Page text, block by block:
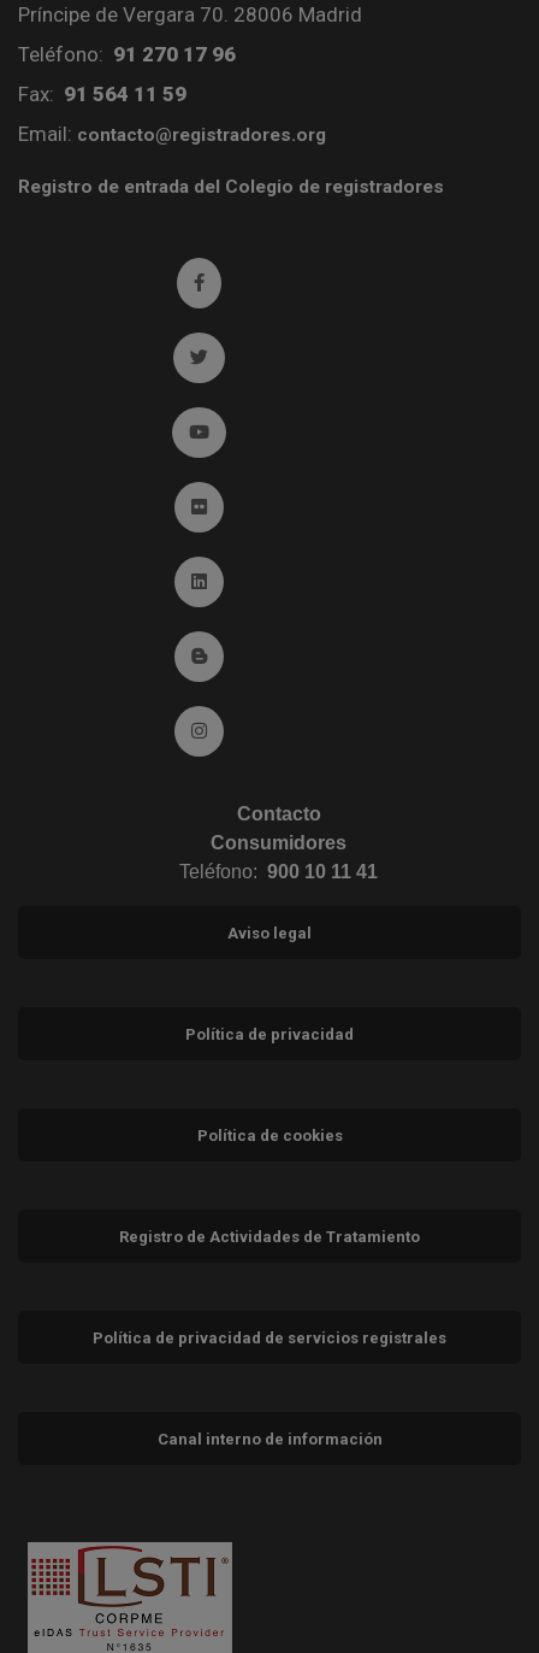
Príncipe de Vergara 70. 28006 Madrid
Teléfono: 91 270 17 96
Fax: 91 564 11 59
Email: contacto@registradores.org
Registro de entrada del Colegio de registradores
Ir a facebook (abre en ventana nueva)
Ir a twitter (abre en ventana nueva)
Ir a YouTube (abre en ventana nueva)
Ir a Flickr (abre en ventana nueva)
Ir a Linkedin (abre en ventana nueva)
Ir al Blog (abre en ventana nueva)
Ir a Instagram (abre en ventana nueva)
Contacto
Consumidores
Teléfono: 900 10 11 41
Aviso legal
Política de privacidad
Política de cookies
Registro de Actividades de Tratamiento
Política de privacidad de servicios registrales
Canal interno de información